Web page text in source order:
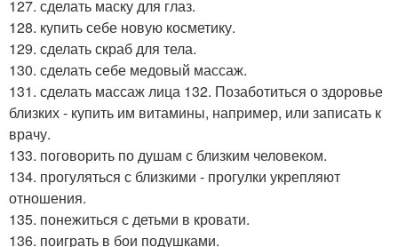
127. сделать маску для глаз.
128. купить себе новую косметику.
129. сделать скраб для тела.
130. сделать себе медовый массаж.
131. сделать массаж лица 132. Позаботиться о здоровье
близких - купить им витамины, например, или записать к
врачу.
133. поговорить по душам с близким человеком.
134. прогуляться с близкими - прогулки укрепляют
отношения.
135. понежиться с детьми в кровати.
136. поиграть в бои подушками.